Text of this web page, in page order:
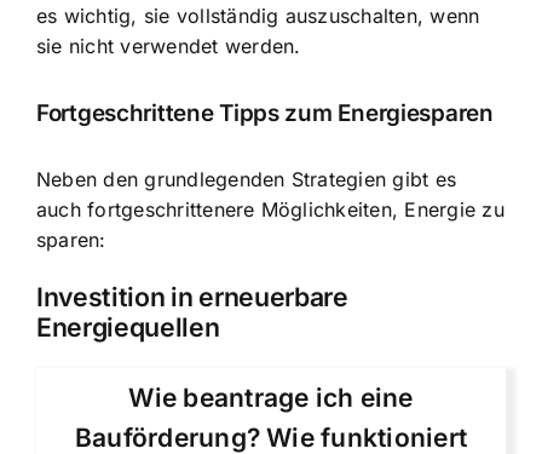
es wichtig, sie vollständig auszuschalten, wenn
sie nicht verwendet werden.
Fortgeschrittene Tipps zum Energiesparen
Neben den grundlegenden Strategien gibt es
auch fortgeschrittenere Möglichkeiten, Energie zu
sparen:
Investition in erneuerbare
Energiequellen
Wie beantrage ich eine
Bauförderung? Wie funktioniert